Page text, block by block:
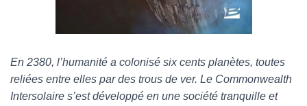
En 2380, l’humanité a colonisé six cents planètes, toutes
reliées entre elles par des trous de ver. Le Commonwealth
Intersolaire s’est développé en une société tranquille et